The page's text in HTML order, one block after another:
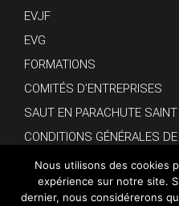
EVJF
EVG
FORMATIONS
COMITÉS D’ENTREPRISES
SAUT EN PARACHUTE
CONDITIONS GÉNÉRALES
Nous utilisons des cookies
expérience sur notre site.
dernier, nous considérerons